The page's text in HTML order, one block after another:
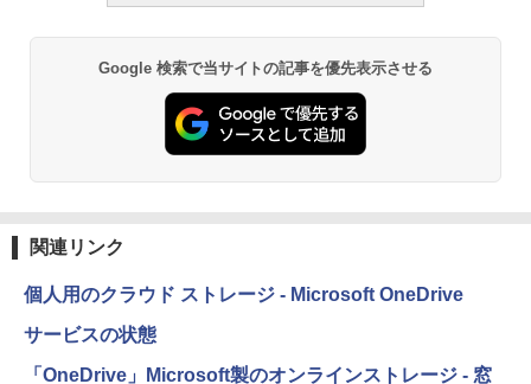
ClaudeCode いちばんやさしい 教科書:
非エンジニア 初心者 素人 でも安心 使い
方 マニュアル AI副業にもコンテンツ作成
にもKindle出版にも！ 非エンジニアのた
めのAIコーディング入門シリーズ
￥99
Kindle Paperwhite シグニチャーエディ
ション (32GB) 7インチディスプレイ、明
るさ自動調整、色調調節ライト、12週間
持続バッテリー、広告なし、メタリック
ブラック
Amazon Kindle Colorsoft | 16GBストレ
売)
Google 検索で当サイトの記事を優先表示させる
関連リンク
個人用のクラウド ストレージ - Microsoft OneDrive
サービスの状態
「OneDrive」Microsoft製のオンラインストレージ - 窓